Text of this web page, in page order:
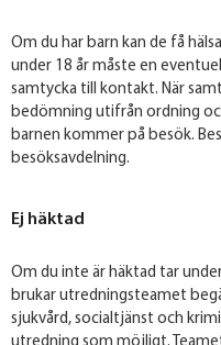
Om du har barn kan de få
under 18 år måste en
samtycka till kontakt. När
bedömning utifrån ordning
barnen kommer på besök.
besöksavdelning.
Ej häktad
Om du inte är häktad tar
brukar utredningsteamet
sjukvård, socialtjänst och